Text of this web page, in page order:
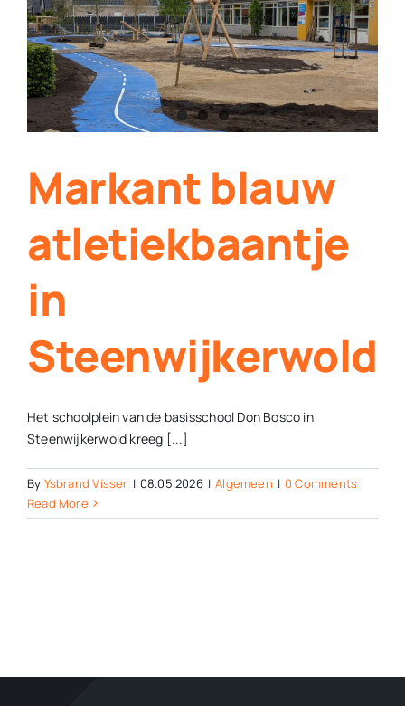
Contact
Plaats je eigen nieuws
Markant blauw
atletiekbaantje
in
Steenwijkerwold
Het schoolplein van de basisschool Don Bosco in
Steenwijkerwold kreeg [...]
By Ysbrand Visser | 08.05.2026 | Algemeen | 0 Comments
Read More